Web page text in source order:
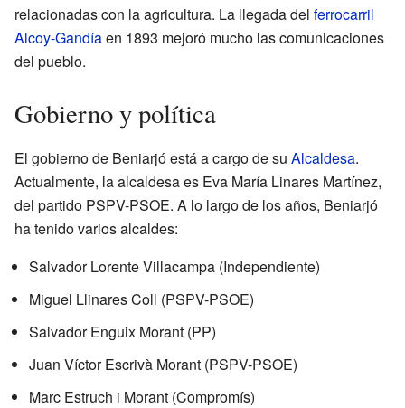
relacionadas con la agricultura. La llegada del ferrocarril
Alcoy-Gandíaen 1893 mejoró mucho las comunicaciones
del pueblo.
Gobierno y política
El gobierno de Beniarjó está a cargo de su Alcaldesa.
Actualmente, la alcaldesa es Eva María Linares Martínez,
del partido PSPV-PSOE. A lo largo de los años, Beniarjó
ha tenido varios alcaldes:
Salvador Lorente Villacampa (Independiente)
Miguel Llinares Coll (PSPV-PSOE)
Salvador Enguix Morant (PP)
Juan Víctor Escrivà Morant (PSPV-PSOE)
Marc Estruch i Morant (Compromís)